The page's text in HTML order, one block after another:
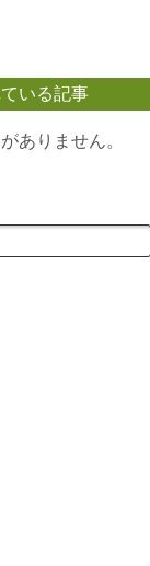
いる記事
ありません。